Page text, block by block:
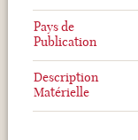
Pays de
Publication
Description
Matérielle